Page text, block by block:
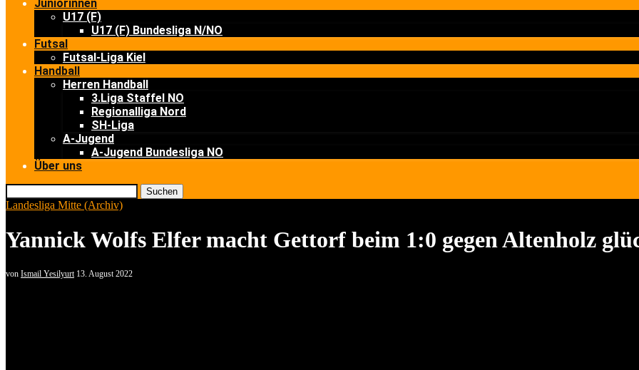
Juniorinnen
U17 (F)
U17 (F) Bundesliga N/NO
Futsal
Futsal-Liga Kiel
Handball
Herren Handball
3.Liga Staffel NO
Regionalliga Nord
SH-Liga
A-Jugend
A-Jugend Bundesliga NO
Über uns
Suchen
Landesliga Mitte (Archiv)
Yannick Wolfs Elfer macht Gettorf beim 1:0 gegen Altenholz
von Ismail Yesilyurt 13. August 2022